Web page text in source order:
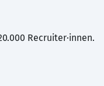
Recruiter·innen.